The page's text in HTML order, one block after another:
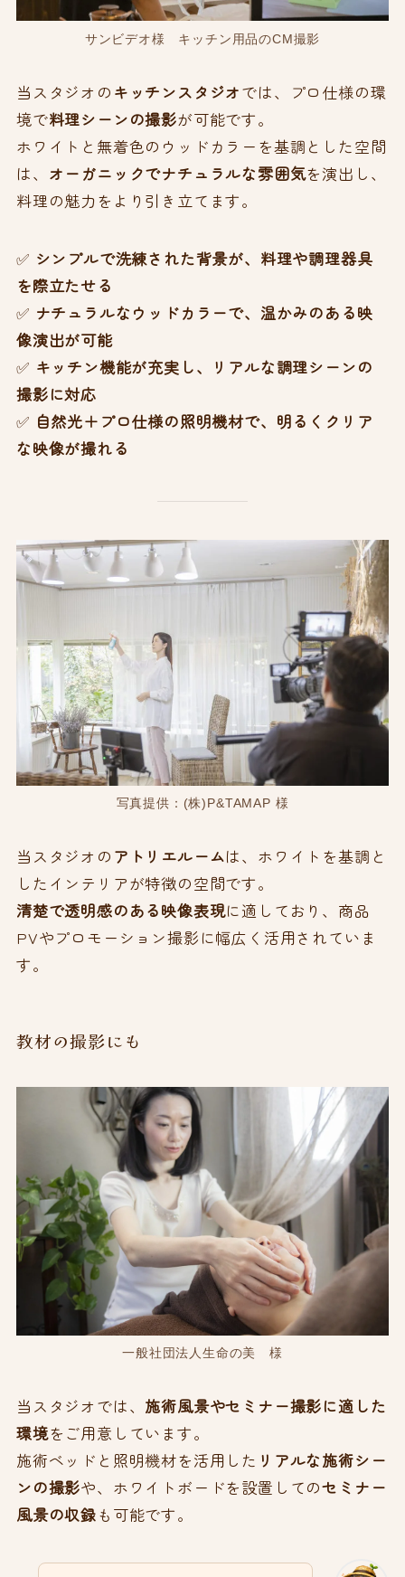
サンビデオ様 キッチン用品のCM撮影
当スタジオの キッチンスタジオでは、プロ仕様の環
境で料理シーンの撮影が可能です。
ホワイトと無着色のウッドカラーを基調とした空間
は、 オーガニックでナチュラルな雰囲気を演出し、
料理の魅力をより引き立てます。
✅ シンプルで洗練された背景が、料理や調理器具
を際立たせる
✅ ナチュラルなウッドカラーで、温かみのある映
像演出が可能
✅ キッチン機能が充実し、リアルな調理シーンの
撮影に対応
✅ 自然光＋プロ仕様の照明機材で、明るくクリア
な映像が撮れる
写真提供：(株)P&TAMAP 様
当スタジオの アトリエルームは、ホワイトを基調と
したインテリアが特徴の空間です。
清楚で透明感のある映像表現に適しており、商品
PVやプロモーション撮影に幅広く活用されていま
す。
教材の撮影にも
一般社団法人生命の美 様
当スタジオでは、 施術風景やセミナー撮影に適した
環境をご用意しています。
施術ベッドと照明機材を活用した リアルな施術シー
ンの撮影や、ホワイトボードを設置してのセミナー
風景の収録も可能です。